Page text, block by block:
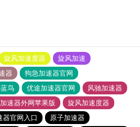
旋风加速度器
旋风加速
器
狗急加速器官网
鸟 优途加速器官网
风驰加速器
速器外网苹果版
旋风加速度器
器官网入口
原子加速器